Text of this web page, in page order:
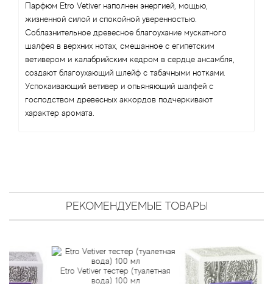
Парфюм Etro Vetiver наполнен энергией, мощью,
жизненной силой и спокойной уверенностью.
Соблазнительное древесное благоухание мускатного
шалфея в верхних нотах, смешанное с египетским
ветивером и калабрийским кедром в сердце ансамбля,
создают благоухающий шлейф с табачными нотками.
Успокаивающий ветивер и опьяняющий шалфей с
господством древесных аккордов подчеркивают
характер аромата.
РЕКОМЕНДУЕМЫЕ ТОВАРЫ
Etro Vetiver тестер (туалетная
вода) 100 мл
Antonio Visconti
Aquolina
Arabesque Perfumes
Arabiyat
Armaf
Arrogance